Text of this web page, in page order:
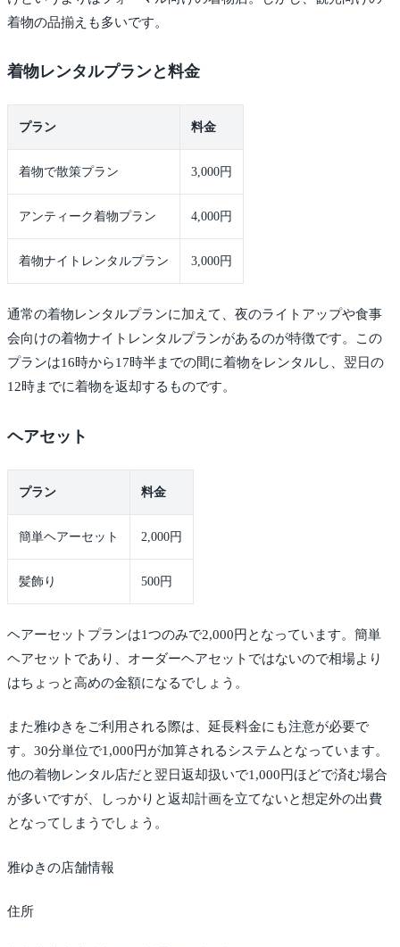
着物の品揃えも多いです。
着物レンタルプランと料金
プラン 料金
着物で散策プラン 3,000円
アンティーク着物プラン 4,000円
着物ナイトレンタルプラン 3,000円
通常の着物レンタルプランに加えて、夜のライトアップや食事
会向けの着物ナイトレンタルプランがあるのが特徴です。この
プランは16時から17時半までの間に着物をレンタルし、翌日の
12時までに着物を返却するものです。
ヘアセット
プラン 料金
簡単ヘアーセット 2,000円
髪飾り 500円
ヘアーセットプランは1つのみで2,000円となっています。簡単
ヘアセットであり、オーダーヘアセットではないので相場より
はちょっと高めの金額になるでしょう。
また雅ゆきをご利用される際は、延長料金にも注意が必要で
す。30分単位で1,000円が加算されるシステムとなっています。
他の着物レンタル店だと翌日返却扱いで1,000円ほどで済む場合
が多いですが、しっかりと返却計画を立てないと想定外の出費
となってしまうでしょう。
雅ゆきの店舗情報
住所